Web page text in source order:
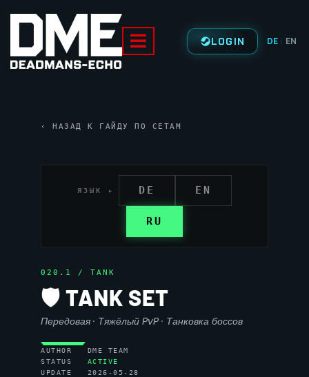
LOGIN DE | EN
‹ НАЗАД К ГАЙДУ ПО СЕТАМ
ЯЗЫК ▸ DE EN
RU
020.1 / TANK
🛡 TANK SET
Передовая · Тяжёлый PvP · Танковка боссов
AUTHOR DME TEAM
STATUS ACTIVE
UPDATE 2026-05-28